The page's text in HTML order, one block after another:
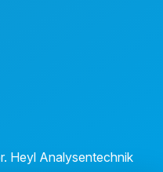
Heyl Analysentechnik